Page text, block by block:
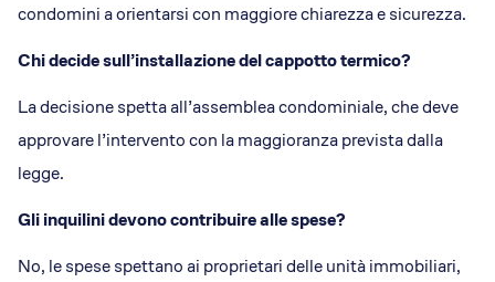
condomini a orientarsi con maggiore chiarezza e sicurezza.
Chi decide sull’installazione del cappotto termico?
La decisione spetta all’assemblea condominiale, che deve
approvare l’intervento con la maggioranza prevista dalla
legge.
Gli inquilini devono contribuire alle spese?
No, le spese spettano ai proprietari delle unità immobiliari,